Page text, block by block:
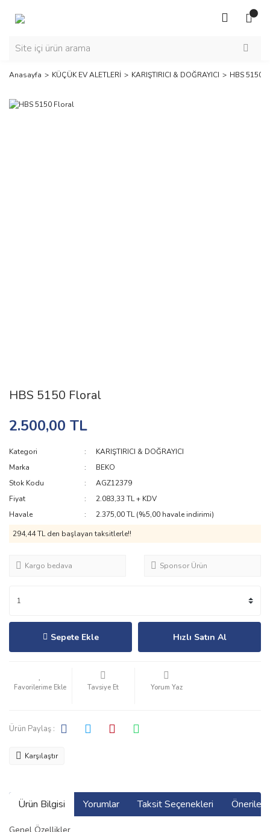
Anasayfa KÜÇÜK EV ALETLERİ KARIŞTIRICI & DOĞRAYICI HBS 5150
HBS 5150 Floral
2.500,00 TL
Kategori
KARIŞTIRICI & DOĞRAYICI
Marka
BEKO
Stok Kodu
AGZ12379
Fiyat
2.083,33 TL + KDV
Havale
2.375,00 TL (%5,00 havale indirimi)
294,44 TL den başlayan taksitlerle!!
Kargo bedava Sponsor Ürün
Sepete Ekle Hızlı Satın Al
Tavsiye Et Yorum Yaz
Ürün Paylaş :
Karşılaştır
Ürün Bilgisi Yorumlar Taksit Seçenekleri